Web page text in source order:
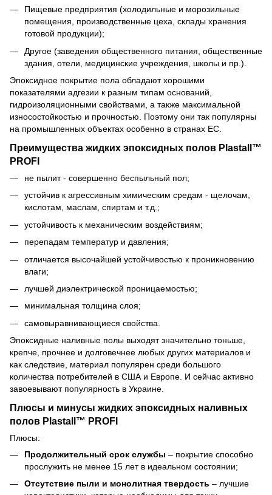
Пищевые предприятия (холодильные и морозильные
помещения, производственные цеха, склады хранения
готовой продукции);
Другое (заведения общественного питания, общественные
здания, отели, медицинские учреждения, школы и пр.).
Эпоксидное покрытие пола обладают хорошими
показателями адгезии к разным типам оснований,
гидроизоляционными свойствами, а также максимальной
износостойкостью и прочностью. Поэтому они так популярны
на промышленных объектах особенно в странах ЕС.
Преимущества жидких эпоксидных полов Plastall™
PROFI
не пылит - совершенно беспыльный пол;
устойчив к агрессивным химическим средам - щелочам,
кислотам, маслам, спиртам и т.д.;
устойчивость к механическим воздействиям;
перепадам температур и давления;
отличается высочайшей устойчивостью к проникновению
влаги;
лучшей диэлектрической проницаемостью;
минимальная толщина слоя;
самовыравнивающиеся свойства.
Эпоксидные наливные полы выходят значительно тоньше,
крепче, прочнее и долговечнее любых других материалов и
как следствие, материал популярен среди большого
количества потребителей в США и Европе. И сейчас активно
завоевывают популярность в Украине.
Плюсы и минусы жидких эпоксидных наливных
полов Plastall™ PROFI
Плюсы:
Продолжительный срок службы – покрытие способно
прослужить не менее 15 лет в идеальном состоянии;
Отсутствие пыли и монолитная твердость – лучшие